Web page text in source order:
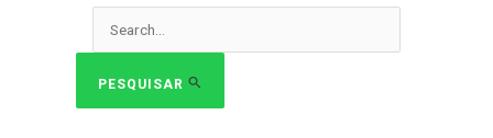
Pesquisar
PESQUISAR